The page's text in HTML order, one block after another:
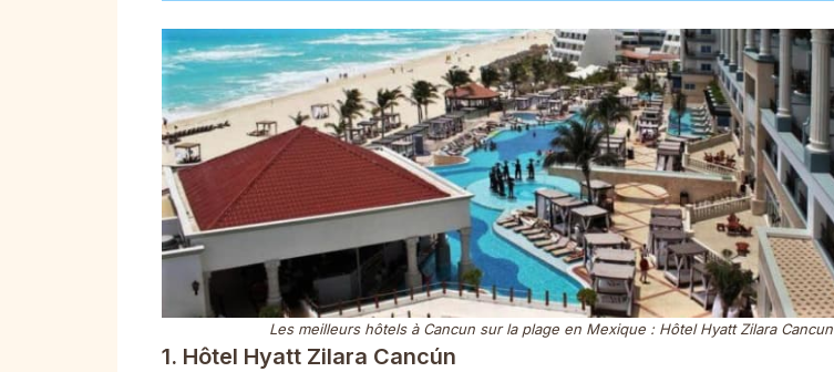
Les meilleurs hôtels à Cancun sur la plage en Mexique : Hôtel Hyatt Zilara Cancun
1. Hôtel Hyatt Zilara Cancún